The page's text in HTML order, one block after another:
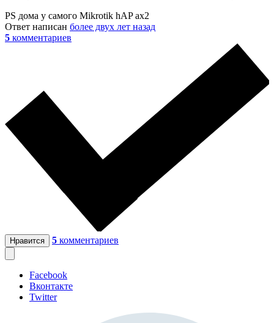
PS дома у самого Mikrotik hAP ax2
Ответ написан более двух лет назад
5 комментариев
Нравится 5 комментариев
Facebook
Вконтакте
Twitter